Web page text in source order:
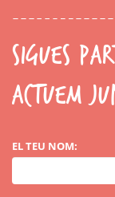
SIGUES
ACTUEM
EL TEU NOM: